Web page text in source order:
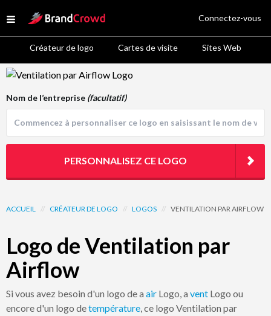
Open menu
Site Logo
Créateur de logo Cartes de visite Sites Web
Connectez-vous
Logo Template Preview
ACCUEIL // CRÉATEUR DE LOGO // LOGOS // VENTILATION PAR AIRFLOW
Logo de Ventilation par
Airflow
Si vous avez besoin d'un logo de a air Logo, a vent Logo ou
encore d'un logo detempérature, ce logo Ventilation par
Nom de l’entreprise (facultatif)
PERSONNALISEZ CE LOGO